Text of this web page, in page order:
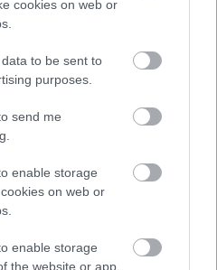
cookies on web or
to be sent to
purposes.
send me
enable storage
on web or
enable storage
the website or app.
története
régóta bevett
Fürdő abból a
ez Budapest egyetlen
A Pesterzsébeti Fürdő
as évek elejéig nyúlik